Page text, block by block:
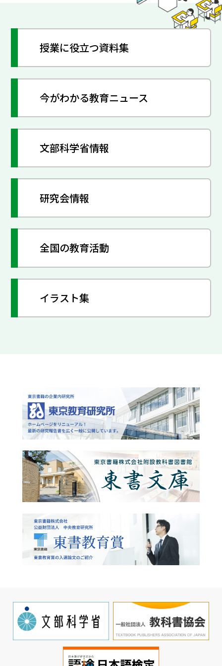
授業に役立つ資料集
今がわかる教育ニュース
文部科学省情報
研究会情報
全国の教育活動
イラスト集